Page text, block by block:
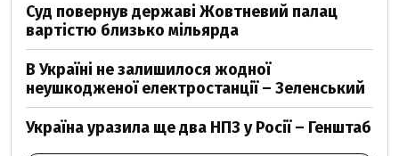
Суд повернув державі Жовтневий палац
вартістю близько мільярда
В Україні не залишилося жодної
неушкодженої електростанції – Зеленський
Україна уразила ще два НПЗ у Росії – Генштаб